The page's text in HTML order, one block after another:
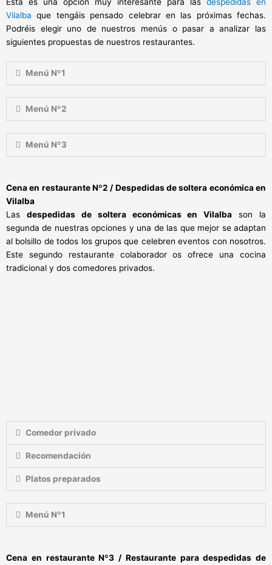
Esta es una opción muy interesante para las despedidas en
Vilalba que tengáis pensado celebrar en las próximas fechas.
Podréis elegir uno de nuestros menús o pasar a analizar las
siguientes propuestas de nuestros restaurantes.
Menú Nº1
Menú Nº2
Menú Nº3
Cena en restaurante Nº2 / Despedidas de soltera económica en
Vilalba
Las despedidas de soltera económicas en Vilalba son la
segunda de nuestras opciones y una de las que mejor se adaptan
al bolsillo de todos los grupos que celebren eventos con nosotros.
Este segundo restaurante colaborador os ofrece una cocina
tradicional y dos comedores privados.
Comedor privado
Recomendación
Platos preparados
Menú Nº1
Cena en restaurante Nº3 / Restaurante para despedidas de